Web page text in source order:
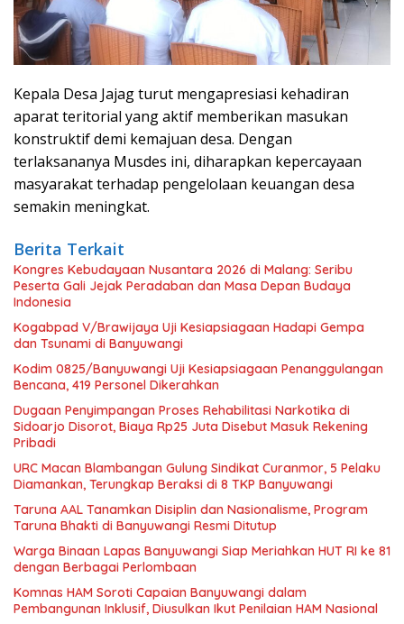
Kepala Desa Jajag turut mengapresiasi kehadiran
aparat teritorial yang aktif memberikan masukan
konstruktif demi kemajuan desa. Dengan
terlaksananya Musdes ini, diharapkan kepercayaan
masyarakat terhadap pengelolaan keuangan desa
semakin meningkat.
Berita Terkait
Kongres Kebudayaan Nusantara 2026 di Malang: Seribu
Peserta Gali Jejak Peradaban dan Masa Depan Budaya
Indonesia
Kogabpad V/Brawijaya Uji Kesiapsiagaan Hadapi Gempa
dan Tsunami di Banyuwangi
Kodim 0825/Banyuwangi Uji Kesiapsiagaan Penanggulangan
Bencana, 419 Personel Dikerahkan
Dugaan Penyimpangan Proses Rehabilitasi Narkotika di
Sidoarjo Disorot, Biaya Rp25 Juta Disebut Masuk Rekening
Pribadi
URC Macan Blambangan Gulung Sindikat Curanmor, 5 Pelaku
Diamankan, Terungkap Beraksi di 8 TKP Banyuwangi
Taruna AAL Tanamkan Disiplin dan Nasionalisme, Program
Taruna Bhakti di Banyuwangi Resmi Ditutup
Warga Binaan Lapas Banyuwangi Siap Meriahkan HUT RI ke 81
dengan Berbagai Perlombaan
Komnas HAM Soroti Capaian Banyuwangi dalam
Pembangunan Inklusif, Diusulkan Ikut Penilaian HAM Nasional